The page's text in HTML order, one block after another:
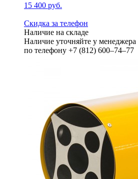
15 400 руб.
Скидка за телефон
Наличие на складе
Наличие уточняйте у менеджера
по телефону +7 (812) 600–74–77